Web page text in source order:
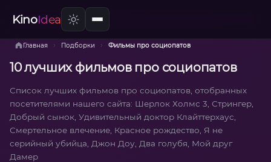
KinoIdea
Главная › Подборки › Фильмы про социопатов
10 лучших фильмов про социопатов
Список лучших фильмов про социопатов, отобранных
посетителями нашего сайта: Шерлок Холмс 3, Стрингер,
Добрый сынок, Удивительный доктор Клайттерхаус,
Смертельное влечение, Красное рождество, Я не
серийный убийца, Джон Доу, Два голубя, Мой друг
Дамер